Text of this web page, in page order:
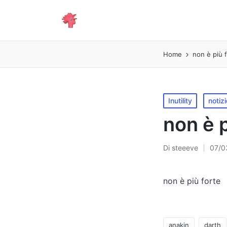
Home non è più
Pubblicato
in
Inutility
non è
Pubblicato
Di steeeve 07/
non è più forte
anakin darth